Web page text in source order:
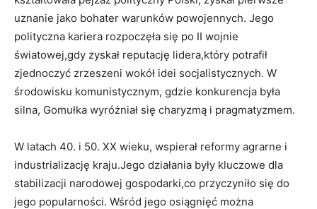
uznanie jako bohater warunków powojennych. Jego
polityczna kariera rozpoczęła się po II wojnie
światowej,gdy zyskał reputację lidera,który potrafił
zjednoczyć zrzeszeni wokół idei socjalistycznych. W
środowisku komunistycznym, gdzie konkurencja była
silna, Gomułka wyróżniał się charyzmą i pragmatyzmem.
W latach 40. i 50. XX wieku, wspierał reformy agrarne i
industrializację kraju.Jego działania były kluczowe dla
stabilizacji narodowej gospodarki,co przyczyniło się do
jego popularności. Wśród jego osiągnięć można